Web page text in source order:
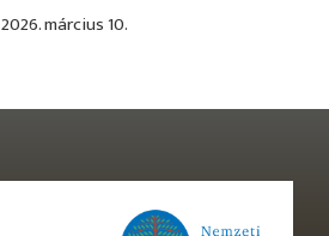
2026. március 10.